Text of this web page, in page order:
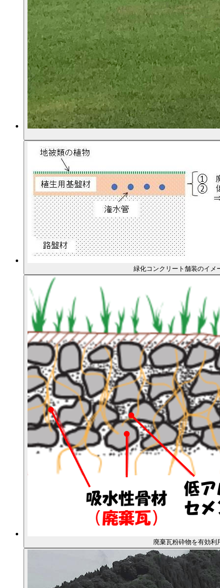
緑化コンクリート舗装のイメ
廃棄瓦粉砕物を有効利